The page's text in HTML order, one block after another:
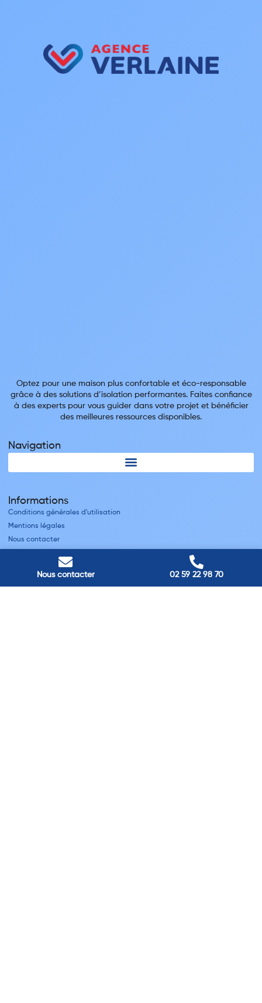
Nous contacter 02 59 22 98 70
Optez pour une maison plus confortable et éco-responsable
grâce à des solutions d’isolation performantes. Faites confiance
à des experts pour vous guider dans votre projet et bénéficier
des meilleures ressources disponibles.
Navigation
Informations
Conditions générales d'utilisation
Mentions légales
Nous contacter
Nos adresses